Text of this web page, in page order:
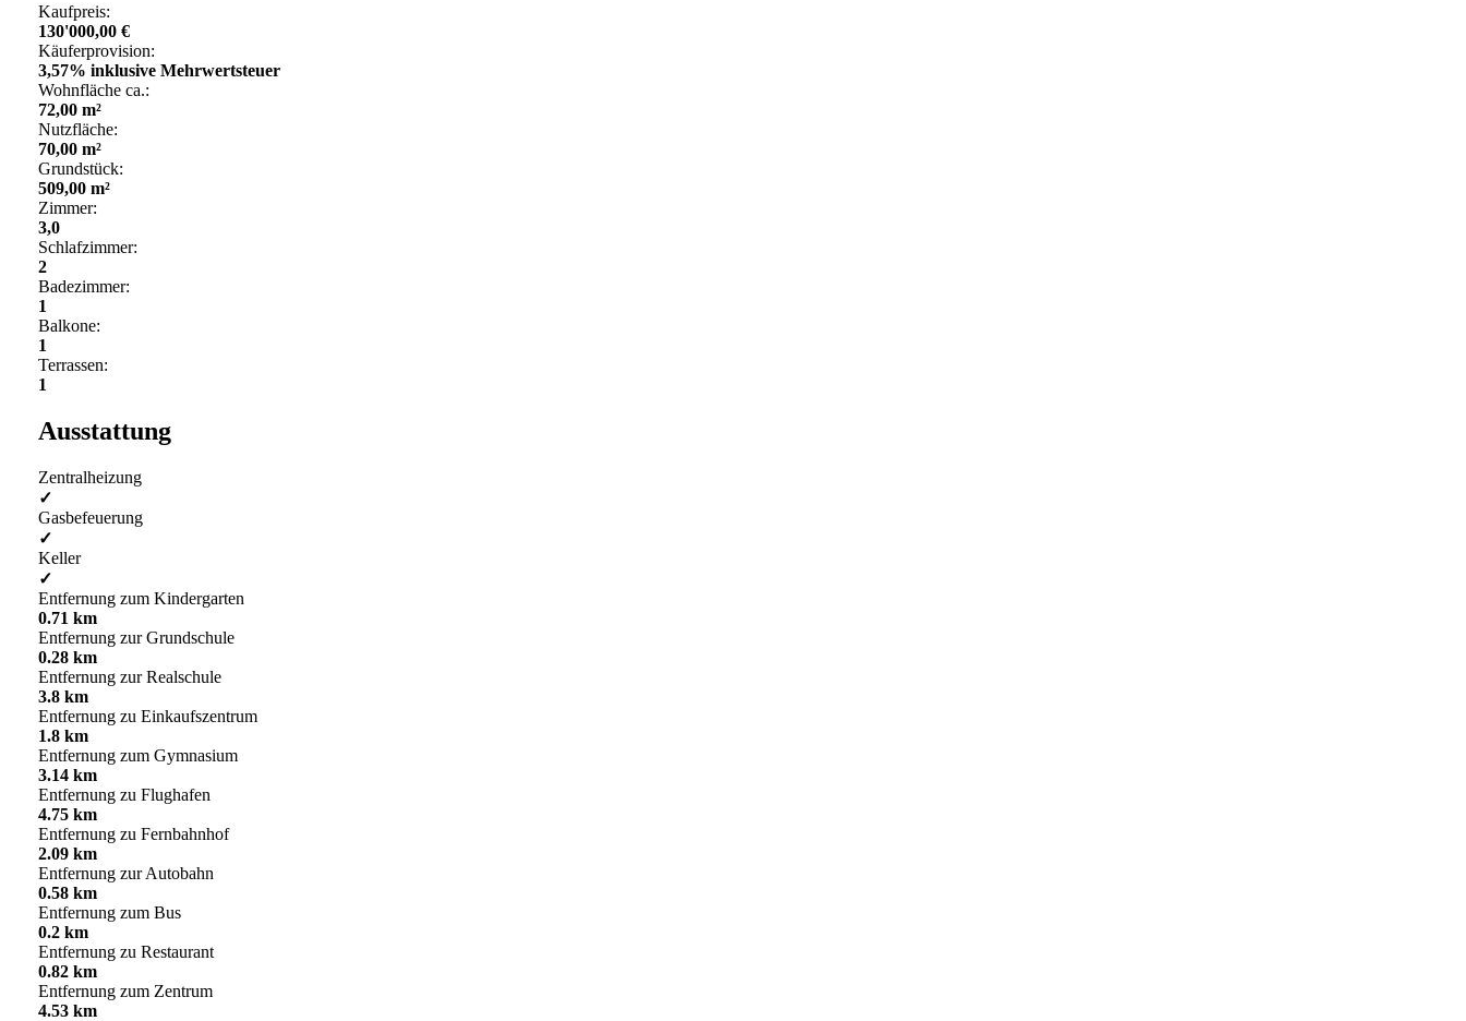
Kaufpreis:
130'000,00 €
Käuferprovision:
3,57% inklusive Mehrwertsteuer
Wohnfläche ca.:
72,00 m²
Nutzfläche:
70,00 m²
Grundstück:
509,00 m²
Zimmer:
3,0
Schlafzimmer:
2
Badezimmer:
1
Balkone:
1
Terrassen:
1
Ausstattung
Zentralheizung
✓
Gasbefeuerung
✓
Keller
✓
Entfernung zum Kindergarten
0.71 km
Entfernung zur Grundschule
0.28 km
Entfernung zur Realschule
3.8 km
Entfernung zu Einkaufszentrum
1.8 km
Entfernung zum Gymnasium
3.14 km
Entfernung zu Flughafen
4.75 km
Entfernung zu Fernbahnhof
2.09 km
Entfernung zur Autobahn
0.58 km
Entfernung zum Bus
0.2 km
Entfernung zu Restaurant
0.82 km
Entfernung zum Zentrum
4.53 km